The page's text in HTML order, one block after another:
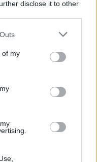
disclose it to other
of my